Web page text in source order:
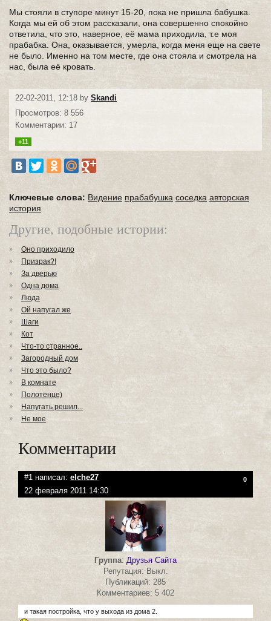
Мы стояли в ступоре минут 15-20, пока не пришла бабушка.
Когда мы ей об этом рассказали, она совершенно спокойно
ответила, что это, наверное, её мама приходила, т.е моя
прабабка. Она, оказывается, умерла, когда меня еще на свете
не было. Именно на том месте, где она стояла и смотрела на
нас, была её кровать.
22-02-2011, 12:18 by Skandi
Просмотров: 8 556
Комментарии: 17
+11
Ключевые слова: Видение прабабушка соседка авторская
история
Другие, подобные истории:
Оно приходило
Призрак?!
За дверью
Одна дома
Люда
Ой напугал же
Шаги
Кот
Что-то странное..
Загородный дом
Что это было?
В комнате
Полотенце)
Напугать решил...
Не мое
Комментарии
#1 написал: elche27 0
22 февраля 2011 14:30
Группа: Друзья Сайта
Репутация: Выкл.
Публикаций: 285
Комментариев: 5 402
и такая постройка, что у выхода из дома 2.